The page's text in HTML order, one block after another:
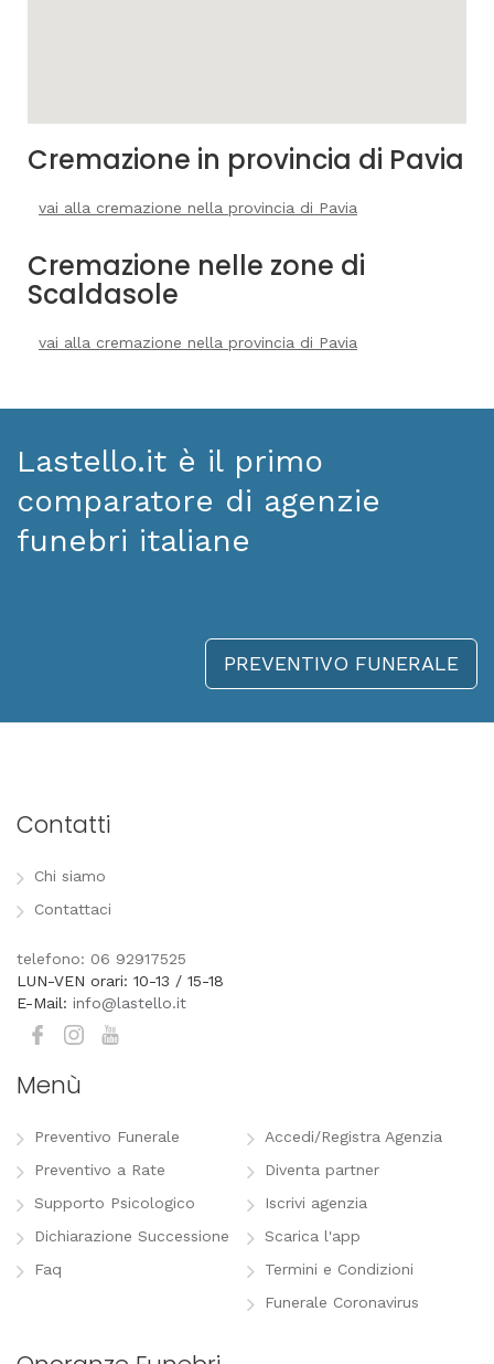
Cremazione in provincia di Pavia
vai alla cremazione nella provincia di Pavia
Cremazione nelle zone di
Scaldasole
vai alla cremazione nella provincia di Pavia
Lastello.it è il primo
comparatore di agenzie
funebri italiane
PREVENTIVO FUNERALE
Contatti
Chi siamo
Contattaci
telefono: 06 92917525
LUN-VEN orari: 10-13 / 15-18
E-Mail: info@lastello.it
Menù
Preventivo Funerale
Preventivo a Rate
Supporto Psicologico
Dichiarazione Successione
Faq
Accedi/Registra Agenzia
Diventa partner
Iscrivi agenzia
Scarica l'app
Termini e Condizioni
Funerale Coronavirus